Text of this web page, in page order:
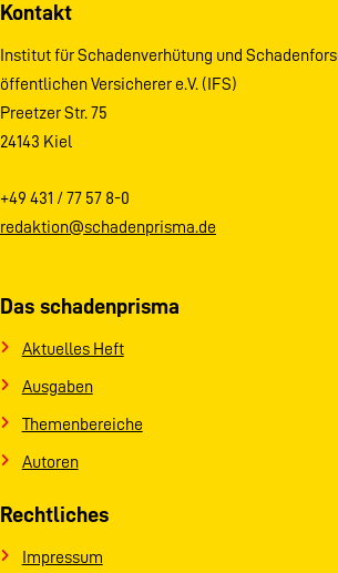
Kontakt
Institut für Schadenverhütung und
öffentlichen Versicherer e.V. (IFS)
Preetzer Str. 75
24143 Kiel
+49 431 / 77 57 8-0
redaktion@schadenprisma.de
Das schadenprisma
Aktuelles Heft
Ausgaben
Themenbereiche
Autoren
Rechtliches
Impressum